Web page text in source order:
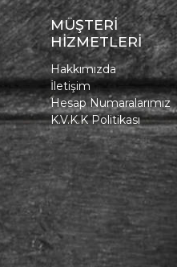
MÜŞTERİ
HİZMETLERİ
Hakkımızda
İletişim
Hesap Numaralarımız
K.V.K.K Politikası